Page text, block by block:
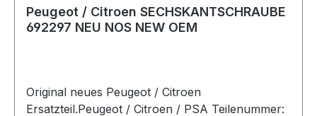
Peugeot / Citroen SECHSKANTSCHRAUBE
692297 NEU NOS NEW OEM
Original neues Peugeot / Citroen
Ersatzteil.Peugeot / Citroen / PSA Teilenummer: